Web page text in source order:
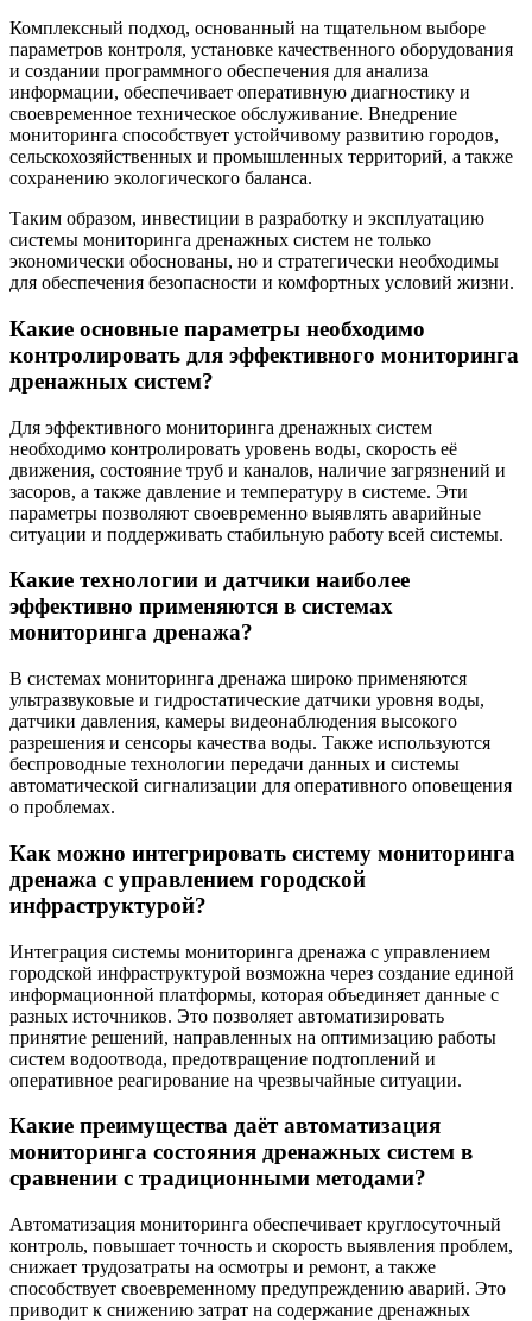
Комплексный подход, основанный на тщательном выборе
параметров контроля, установке качественного оборудования
и создании программного обеспечения для анализа
информации, обеспечивает оперативную диагностику и
своевременное техническое обслуживание. Внедрение
мониторинга способствует устойчивому развитию городов,
сельскохозяйственных и промышленных территорий, а также
сохранению экологического баланса.
Таким образом, инвестиции в разработку и эксплуатацию
системы мониторинга дренажных систем не только
экономически обоснованы, но и стратегически необходимы
для обеспечения безопасности и комфортных условий жизни.
Какие основные параметры необходимо
контролировать для эффективного мониторинга
дренажных систем?
Для эффективного мониторинга дренажных систем
необходимо контролировать уровень воды, скорость её
движения, состояние труб и каналов, наличие загрязнений и
засоров, а также давление и температуру в системе. Эти
параметры позволяют своевременно выявлять аварийные
ситуации и поддерживать стабильную работу всей системы.
Какие технологии и датчики наиболее
эффективно применяются в системах
мониторинга дренажа?
В системах мониторинга дренажа широко применяются
ультразвуковые и гидростатические датчики уровня воды,
датчики давления, камеры видеонаблюдения высокого
разрешения и сенсоры качества воды. Также используются
беспроводные технологии передачи данных и системы
автоматической сигнализации для оперативного оповещения
о проблемах.
Как можно интегрировать систему мониторинга
дренажа с управлением городской
инфраструктурой?
Интеграция системы мониторинга дренажа с управлением
городской инфраструктурой возможна через создание единой
информационной платформы, которая объединяет данные с
разных источников. Это позволяет автоматизировать
принятие решений, направленных на оптимизацию работы
систем водоотвода, предотвращение подтоплений и
оперативное реагирование на чрезвычайные ситуации.
Какие преимущества даёт автоматизация
мониторинга состояния дренажных систем в
сравнении с традиционными методами?
Автоматизация мониторинга обеспечивает круглосуточный
контроль, повышает точность и скорость выявления проблем,
снижает трудозатраты на осмотры и ремонт, а также
способствует своевременному предупреждению аварий. Это
приводит к снижению затрат на содержание дренажных